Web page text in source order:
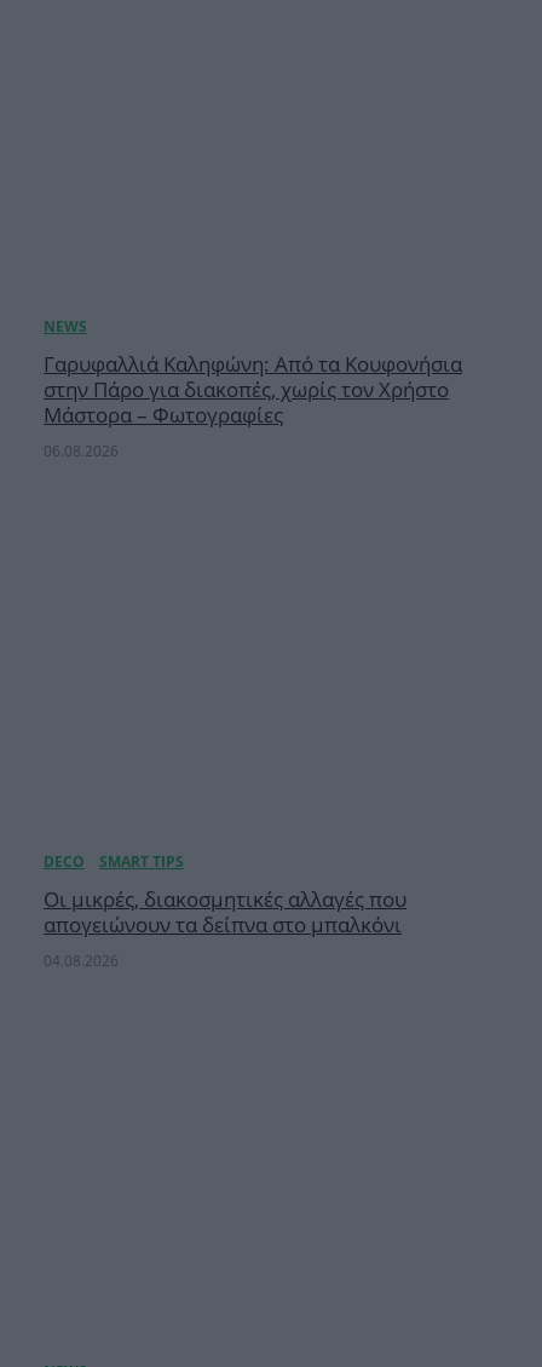
Γαρυφαλλιά Καληφώνη: Από τα Κουφονήσια
στην Πάρο για διακοπές, χωρίς τον Χρήστο
Μάστορα – Φωτογραφίες
06.08.2026
Οι μικρές, διακοσμητικές αλλαγές που
απογειώνουν τα δείπνα στο μπαλκόνι
04.08.2026